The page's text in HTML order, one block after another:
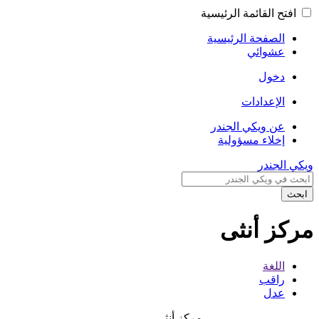
افتح القائمة الرئيسية
الصفحة الرئيسية
عشوائي
دخول
الإعدادات
عن ويكي الجندر
إخلاء مسؤولية
ويكي الجندر
ابحث
مركز أنثى
اللغة
راقب
عدل